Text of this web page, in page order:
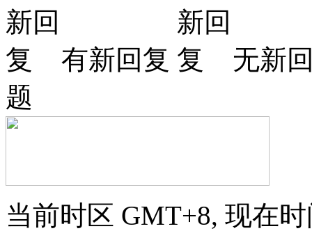
有新回复
无新
题
当前时区 GMT+8, 现在